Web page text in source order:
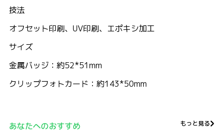
技法
オフセット印刷、UV印刷、エポキシ加工
サイズ
金属バッジ：約52*51mm
クリップフォトカード：約143*50mm
あなたへのおすすめ もっと見る